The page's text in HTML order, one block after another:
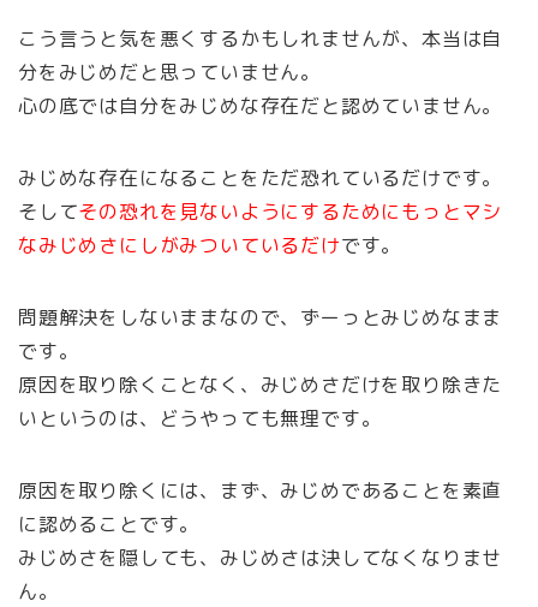
こう言うと気を悪くするかもしれませんが、本当は自
分をみじめだと思っていません。
心の底では自分をみじめな存在だと認めていません。
みじめな存在になることをただ恐れているだけです。
そしてその恐れを見ないようにするためにもっとマシ
なみじめさにしがみついているだけです。
問題解決をしないままなので、ずーっとみじめなまま
です。
原因を取り除くことなく、みじめさだけを取り除きた
いというのは、どうやっても無理です。
原因を取り除くには、まず、みじめであることを素直
に認めることです。
みじめさを隠しても、みじめさは決してなくなりませ
ん。